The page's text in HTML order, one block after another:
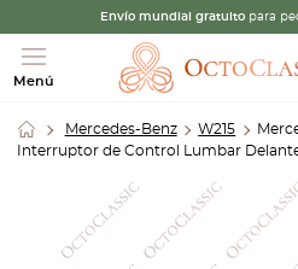
Envío mundial gratuito para
Menú
Mercedes-Benz W215
Interruptor de Control Lumbar